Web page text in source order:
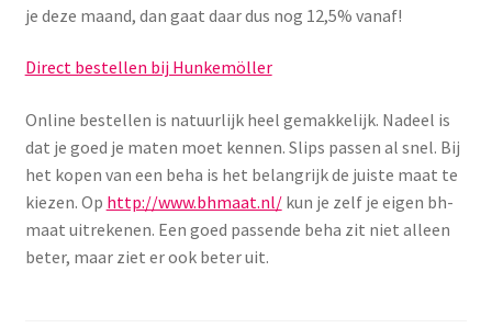
je deze maand, dan gaat daar dus nog 12,5% vanaf!
Direct bestellen bij Hunkemöller
Online bestellen is natuurlijk heel gemakkelijk. Nadeel is
dat je goed je maten moet kennen. Slips passen al snel. Bij
het kopen van een beha is het belangrijk de juiste maat te
kiezen. Op http://www.bhmaat.nl/kun je zelf je eigen bh-
maat uitrekenen. Een goed passende beha zit niet alleen
beter, maar ziet er ook beter uit.